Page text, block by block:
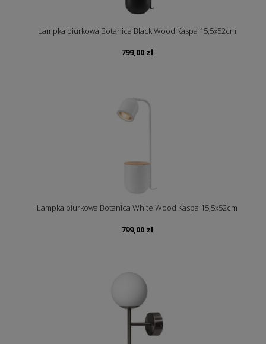
Lampka biurkowa Botanica Black Wood Kaspa 15,5x52cm
799,00 zł
Lampka biurkowa Botanica White Wood Kaspa 15,5x52cm
799,00 zł